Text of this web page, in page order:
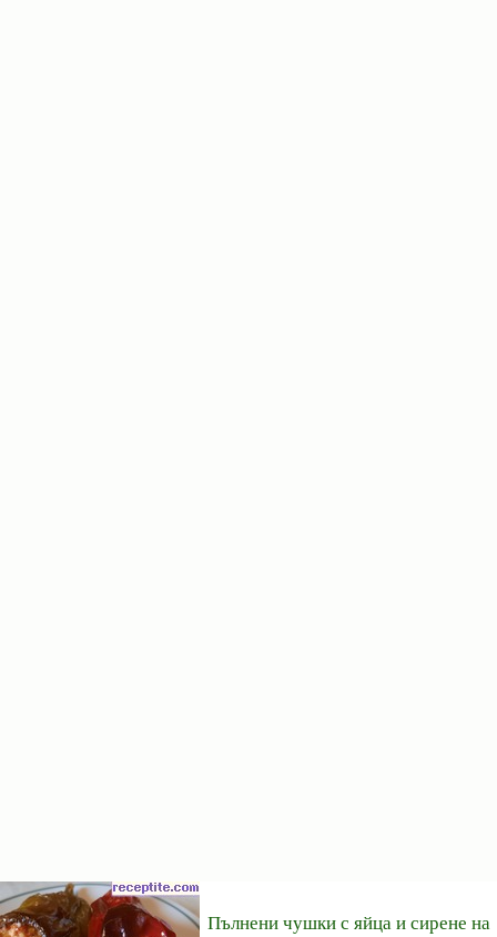
Пълнени чушки с яйца и сирене на